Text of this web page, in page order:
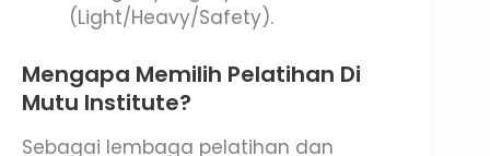
(Light/Heavy/Safety).
Mengapa Memilih Pelatihan Di
Mutu Institute?
Sebagai lembaga pelatihan dan